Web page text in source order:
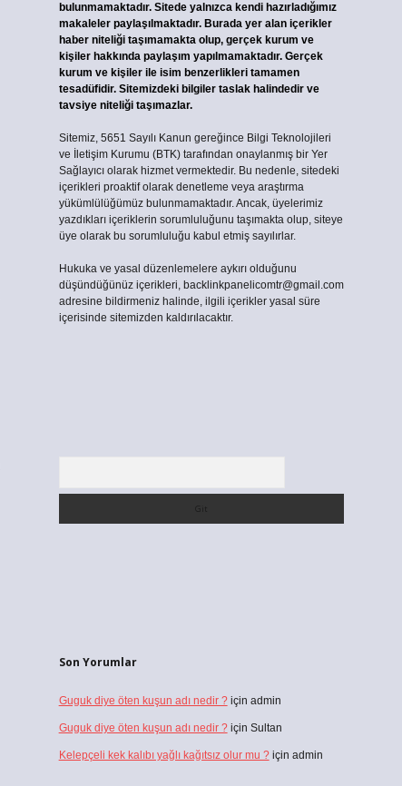
bulunmamaktadır. Sitede yalnızca kendi hazırladığımız
makaleler paylaşılmaktadır. Burada yer alan içerikler
haber niteliği taşımamakta olup, gerçek kurum ve
kişiler hakkında paylaşım yapılmamaktadır. Gerçek
kurum ve kişiler ile isim benzerlikleri tamamen
tesadüfidir. Sitemizdeki bilgiler taslak halindedir ve
tavsiye niteliği taşımazlar.
Sitemiz, 5651 Sayılı Kanun gereğince Bilgi Teknolojileri
ve İletişim Kurumu (BTK) tarafından onaylanmış bir Yer
Sağlayıcı olarak hizmet vermektedir. Bu nedenle, sitedeki
içerikleri proaktif olarak denetleme veya araştırma
yükümlülüğümüz bulunmamaktadır. Ancak, üyelerimiz
yazdıkları içeriklerin sorumluluğunu taşımakta olup, siteye
üye olarak bu sorumluluğu kabul etmiş sayılırlar.
Hukuka ve yasal düzenlemelere aykırı olduğunu
düşündüğünüz içerikleri, backlinkpanelicomtr@gmail.com
adresine bildirmeniz halinde, ilgili içerikler yasal süre
içerisinde sitemizden kaldırılacaktır.
Son Yorumlar
Guguk diye öten kuşun adı nedir ?için admin
Guguk diye öten kuşun adı nedir ?için Sultan
Kelepçeli kek kalıbı yağlı kağıtsız olur mu ?için admin